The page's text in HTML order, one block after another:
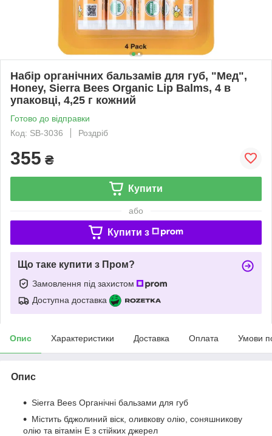
Набір органічних бальзамів для губ, "Мед",
Honey, Sierra Bees Organic Lip Balms, 4 в
упаковці, 4,25 г кожний
Готово до відправки
Код: SB-3036
Роздріб
355 ₴
Купити
або
Купити з
Що таке купити з Пром?
Замовлення під захистом
Доступна доставка
Опис Характеристики Доставка Оплата Умови
Опис
Sierra Bees Органічні бальзами для губ
Містить бджолиний віск, оливкову олію, соняшникову
олію та вітамін E з стійких джерел